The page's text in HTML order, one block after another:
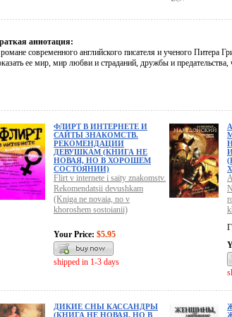
аннотация:
современного английского писателя и ученого Питера
ее мир, мир любви и страданий, дружбы и
ФЛИРТ В ИНТЕРНЕТЕ И
САЙТЫ ЗНАКОМСТВ.
РЕКОМЕНДАЦИИ
ДЕВУШКАМ (КНИГА НЕ
НОВАЯ, НО В ХОРОШЕМ
СОСТОЯНИИ)
Flirt v internete i saity znakomstv.
Rekomendatsii devushkam
(Kniga ne novaia, no v
khoroshem sostoianii)
Your Price: $5.95
shipped in 1-3 days
ДИКИЕ СНЫ КАССАНДРЫ
(КНИГА НЕ НОВАЯ, НО В